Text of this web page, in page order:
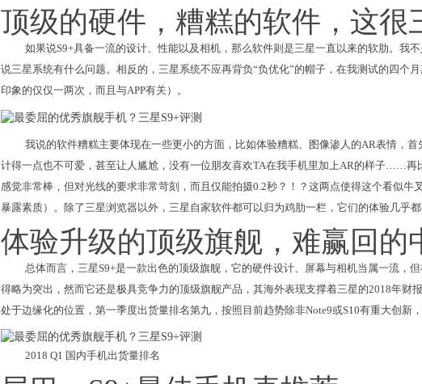
顶级的硬件，糟糕的软件，这很
如果说S9+具备一流的设计、性能以及相机，那么软件则是三星一直以来的软肋。我
说三星系统有什么问题。相反的，三星系统不应再背负“负优化”的帽子，在我测试的四个
印象的仅仅一两次，而且与APP有关）。
我说的软件糟糕主要体现在一些更小的方面，比如体验糟糕、图像渗人的AR表情，
计得一点也不可爱，甚至让人尴尬，没有一位朋友喜欢TA在我手机里加上AR的样子……再
感觉非常棒，但对光线的要求非常苛刻，而且仅能拍摄0.2秒？！？这两点使得这个看似牛
暴露素质）。除了三星浏览器以外，三星自家软件都可以归为鸡肋一栏，它们的体验几乎都
体验升级的顶级旗舰，难赢回的
总体而言，三星S9+是一款出色的顶级旗舰，它的硬件设计、屏幕与相机当属一流，
得略为突出，然而它还是极具竞争力的顶级旗舰产品，其海外表现支撑着三星的2018年财
处于边缘化的位置，第一季度出货量排名第九，按照目前趋势除非Note9或S10有重大创新
2018 Q1 国内手机出货量排名